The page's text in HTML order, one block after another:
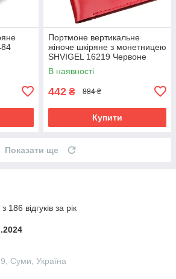
Портмоне вертикальне
жіноче шкіряне з монетницею
SHVIGEL 16219 Червоне
В наявності
442 ₴ 884 ₴
Купити
Показати ще
186 відгуків за рік
Суми, Україна